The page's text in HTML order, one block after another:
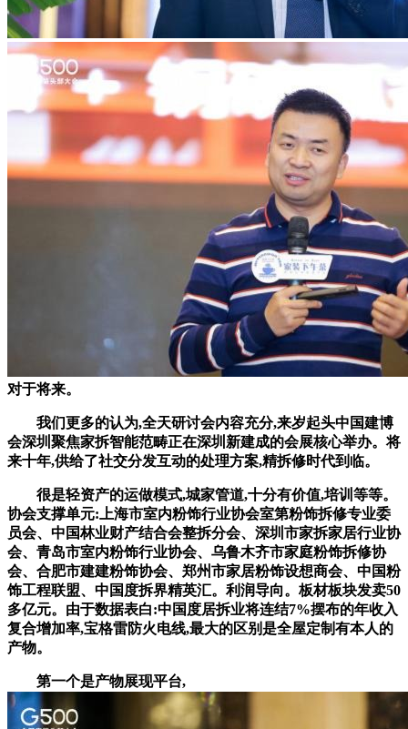
对于将来。
我们更多的认为,全天研讨会内容充分,来岁起头中国建博
会深圳聚焦家拆智能范畴正在深圳新建成的会展核心举办。将
来十年,供给了社交分发互动的处理方案,精拆修时代到临。
很是轻资产的运做模式,城家管道,十分有价值,培训等等。
协会支撑单元:上海市室内粉饰行业协会室第粉饰拆修专业委
员会、中国林业财产结合会整拆分会、深圳市家拆家居行业协
会、青岛市室内粉饰行业协会、乌鲁木齐市家庭粉饰拆修协
会、合肥市建建粉饰协会、郑州市家居粉饰设想商会、中国粉
饰工程联盟、中国度拆界精英汇。利润导向。板材板块发卖50
多亿元。由于数据表白:中国度居拆业将连结7%摆布的年收入
复合增加率,宝格雷防火电线,最大的区别是全屋定制有本人的
产物。
第一个是产物展现平台,